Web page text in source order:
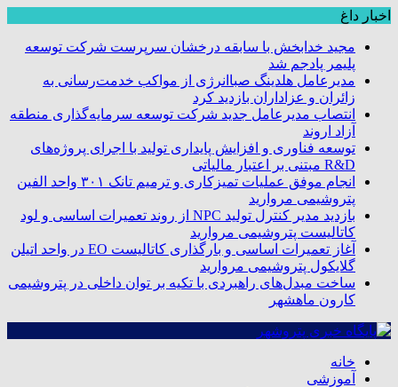
اخبار داغ
مجید خدابخش با سابقه درخشان سرپرست شرکت توسعه
پلیمر پادجم شد
مدیرعامل هلدینگ صباانرژی از مواکب خدمت‌رسانی به
زائران و عزاداران بازدید کرد
انتصاب مدیرعامل جدید شرکت توسعه سرمایه‌گذاری منطقه
آزاد اروند
توسعه فناوری و افزایش پایداری تولید با اجرای پروژه‌های
R&D مبتنی بر اعتبار مالیاتی
انجام موفق عملیات تمیزکاری و ترمیم تانک ۳۰۱ واحد الفین
پتروشیمی مروارید
بازدید مدیر کنترل تولید NPC از روند تعمیرات اساسی و لود
کاتالیست پتروشیمی مروارید
آغاز تعمیرات اساسی و بارگذاری کاتالیست EO در واحد اتیلن
گلایکول پتروشیمی مروارید
ساخت مبدل‌های راهبردی با تکیه بر توان داخلی در پتروشیمی
کارون ماهشهر
خانه
آموزشی